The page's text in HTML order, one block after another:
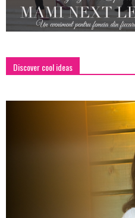
Discover cool ideas